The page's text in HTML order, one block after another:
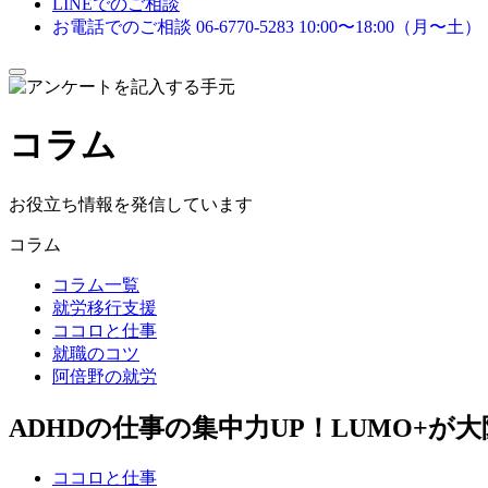
お電話でのご相談 06-6770-5283 10:00〜18:00（月〜土）
メ
ニ
ー
を
閉
す
る
コラム
お役立ち情報を発信しています
コラム
コラム一覧
就労移行支援
ココロと仕事
就職のコツ
阿倍野の就労
ADHDの仕事の集中力UP！LUMO+が大
ココロと仕事